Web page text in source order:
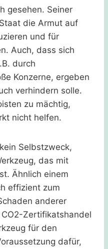
gesehen. Seiner
die Armut auf
und für
Auch, dass sich
durch
Konzerne, ergeben
verhindern solle.
zu mächtig,
nicht helfen.
Selbstzweck,
das mit
Ähnlich einem
effizient zum
anderer
Zertifikatshandel
für den
dafür,